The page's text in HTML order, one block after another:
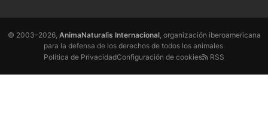
© 2003–2026, AnimaNaturalis Internacional, organización iberoamericana
para la defensa de los derechos de todos los animales.
Política de PrivacidadConfiguración de cookies RSS